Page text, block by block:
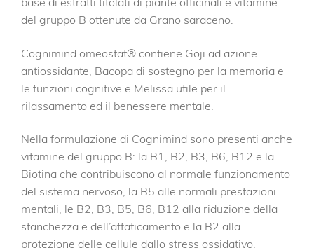
del gruppo B ottenute da Grano saraceno.
Cognimind omeostat® contiene Goji ad azione
antiossidante, Bacopa di sostegno per la memoria e
le funzioni cognitive e Melissa utile per il
rilassamento ed il benessere mentale.
Nella formulazione di Cognimind sono presenti anche
vitamine del gruppo B: la B1, B2, B3, B6, B12 e la
Biotina che contribuiscono al normale funzionamento
del sistema nervoso, la B5 alle normali prestazioni
mentali, le B2, B3, B5, B6, B12 alla riduzione della
stanchezza e dell’affaticamento e la B2 alla
protezione delle cellule dallo stress ossidativo.